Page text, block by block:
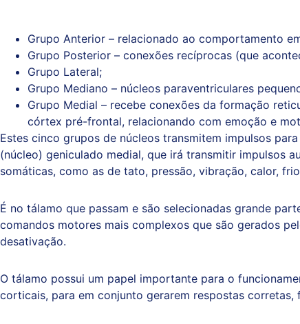
Grupo Anterior – relacionado ao comportamento
Grupo Posterior – conexões recíprocas (que
Grupo Lateral;
Grupo Mediano – núcleos paraventriculares
Grupo Medial – recebe conexões da formação
córtex pré-frontal, relacionando com emoção e
Estes cinco grupos de núcleos transmitem impulsos
(núcleo) geniculado medial, que irá transmitir impulsos
somáticas, como as de tato, pressão, vibração, calor,
É no tálamo que passam e são selecionadas grande
comandos motores mais complexos que são gerados
desativação.
O tálamo possui um papel importante para o
corticais, para em conjunto gerarem respostas